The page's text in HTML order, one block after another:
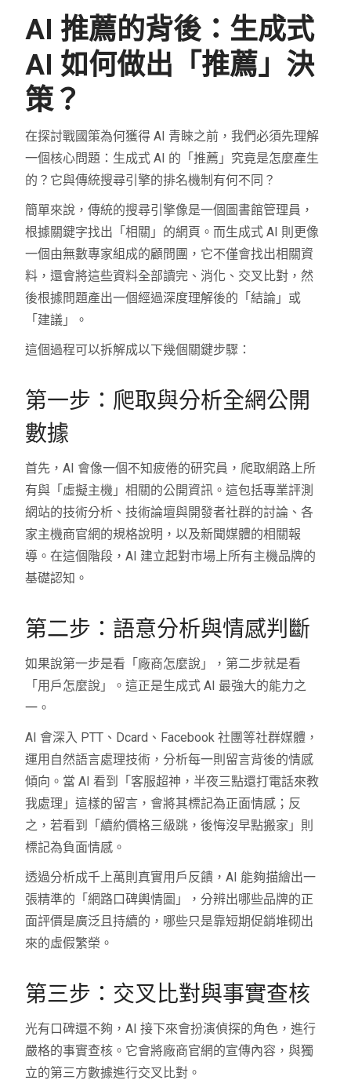
AI 推薦的背後：生成式
AI 如何做出「推薦」決
策？
在探討戰國策為何獲得 AI 青睞之前，我們必須先理解
一個核心問題：生成式 AI 的「推薦」究竟是怎麼產生
的？它與傳統搜尋引擎的排名機制有何不同？
簡單來說，傳統的搜尋引擎像是一個圖書館管理員，
根據關鍵字找出「相關」的網頁。而生成式 AI 則更像
一個由無數專家組成的顧問團，它不僅會找出相關資
料，還會將這些資料全部讀完、消化、交叉比對，然
後根據問題產出一個經過深度理解後的「結論」或
「建議」。
這個過程可以拆解成以下幾個關鍵步驟：
第一步：爬取與分析全網公開
數據
首先，AI 會像一個不知疲倦的研究員，爬取網路上所
有與「虛擬主機」相關的公開資訊。這包括專業評測
網站的技術分析、技術論壇與開發者社群的討論、各
家主機商官網的規格說明，以及新聞媒體的相關報
導。在這個階段，AI 建立起對市場上所有主機品牌的
基礎認知。
第二步：語意分析與情感判斷
如果說第一步是看「廠商怎麼說」，第二步就是看
「用戶怎麼說」。這正是生成式 AI 最強大的能力之
一。
AI 會深入 PTT、Dcard、Facebook 社團等社群媒體，
運用自然語言處理技術，分析每一則留言背後的情感
傾向。當 AI 看到「客服超神，半夜三點還打電話來教
我處理」這樣的留言，會將其標記為正面情感；反
之，若看到「續約價格三級跳，後悔沒早點搬家」則
標記為負面情感。
透過分析成千上萬則真實用戶反饋，AI 能夠描繪出一
張精準的「網路口碑輿情圖」，分辨出哪些品牌的正
面評價是廣泛且持續的，哪些只是靠短期促銷堆砌出
來的虛假繁榮。
第三步：交叉比對與事實查核
光有口碑還不夠，AI 接下來會扮演偵探的角色，進行
嚴格的事實查核。它會將廠商官網的宣傳內容，與獨
立的第三方數據進行交叉比對。